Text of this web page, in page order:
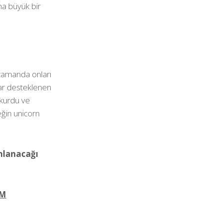
büyük bir
onları
desteklenen
ve
unicorn